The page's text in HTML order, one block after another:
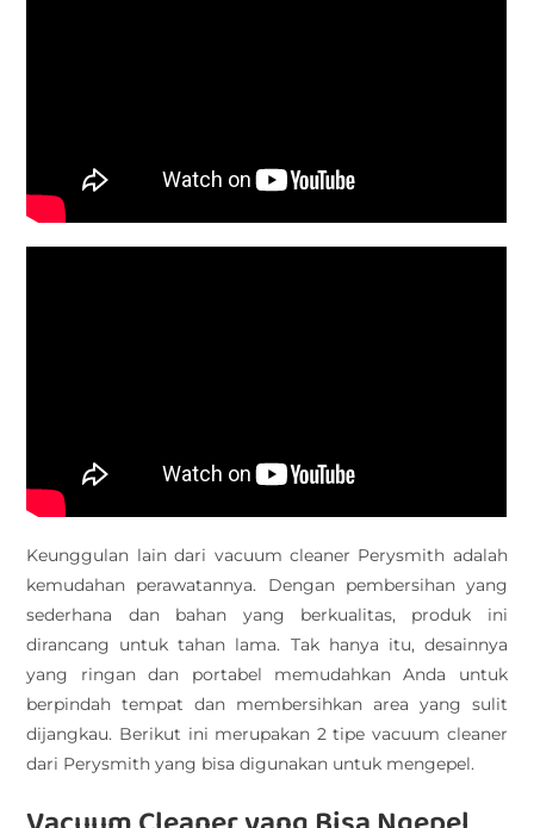
Keunggulan lain dari vacuum cleaner Perysmith adalah
kemudahan perawatannya. Dengan pembersihan yang
sederhana dan bahan yang berkualitas, produk ini
dirancang untuk tahan lama. Tak hanya itu, desainnya
yang ringan dan portabel memudahkan Anda untuk
berpindah tempat dan membersihkan area yang sulit
dijangkau. Berikut ini merupakan 2 tipe vacuum cleaner
dari Perysmith yang bisa digunakan untuk mengepel.